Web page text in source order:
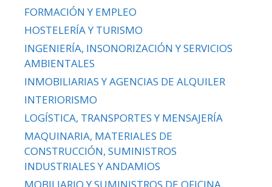
FORMACIÓN Y EMPLEO
HOSTELERÍA Y TURISMO
INGENIERÍA, INSONORIZACIÓN Y SERVICIOS
AMBIENTALES
INMOBILIARIAS Y AGENCIAS DE ALQUILER
INTERIORISMO
LOGÍSTICA, TRANSPORTES Y MENSAJERÍA
MAQUINARIA, MATERIALES DE
CONSTRUCCIÓN, SUMINISTROS
INDUSTRIALES Y ANDAMIOS